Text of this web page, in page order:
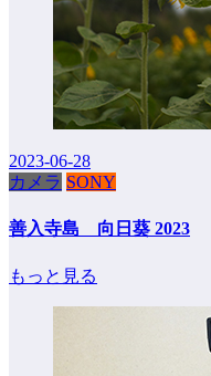
2023-06-28
カメラ SONY
善入寺島 向日葵 2023
もっと見る